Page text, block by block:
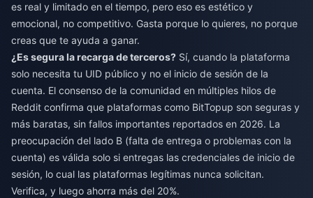
es real y limitado en el tiempo, pero eso es estético y
emocional, no competitivo. Gasta porque lo quieres, no porque
creas que te ayuda a ganar.
¿Es segura la recarga de terceros? Sí, cuando la plataforma
solo necesita tu UID público y no el inicio de sesión de la
cuenta. El consenso de la comunidad en múltiples hilos de
Reddit confirma que plataformas como BitTopup son seguras y
más baratas, sin fallos importantes reportados en 2026. La
preocupación del lado B (falta de entrega o problemas con la
cuenta) es válida solo si entregas las credenciales de inicio de
sesión, lo cual las plataformas legítimas nunca solicitan.
Verifica, y luego ahorra más del 20%.